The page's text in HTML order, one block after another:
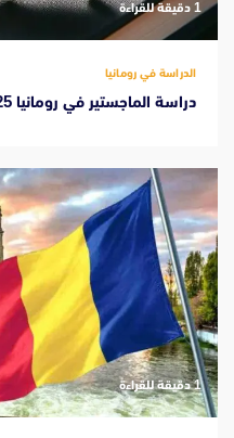
‫1 دقيقة للقراءة
الدراسة في رومانيا
دراسة الماجستير في رومانيا 2025 ـ 2026
‫1 دقيقة للقراءة